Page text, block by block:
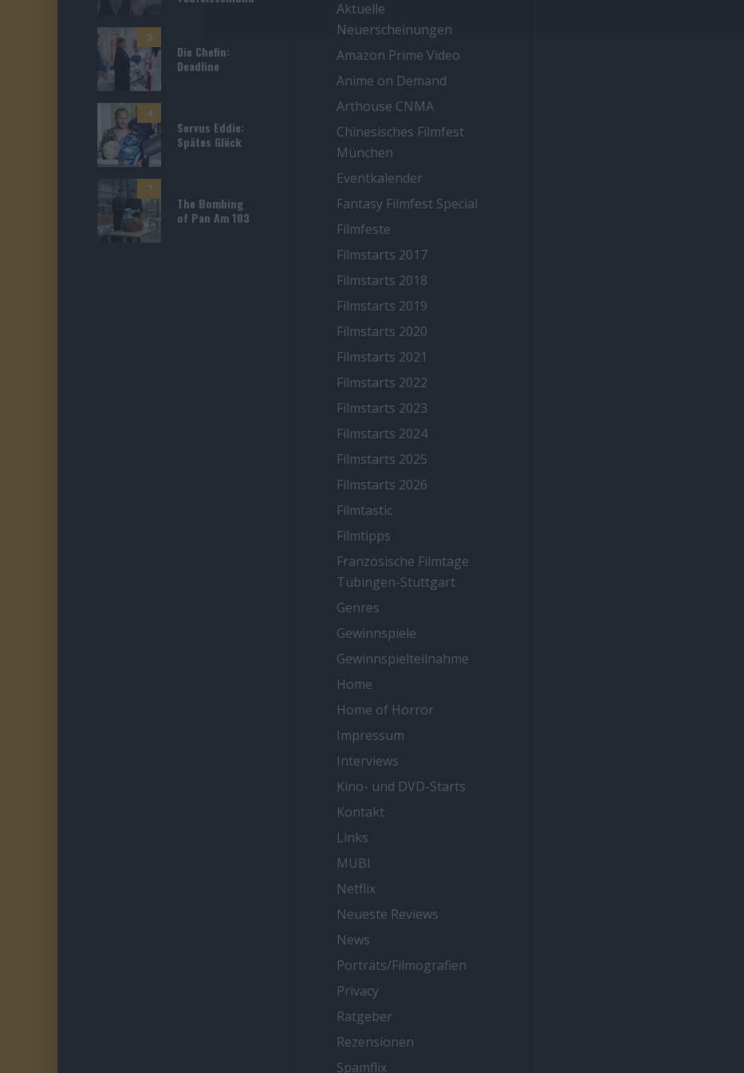
5
Die Chefin:
Deadline
4
Servus Eddie:
Spätes Glück
7
The Bombing
of Pan Am 103
Aktuelle
Neuerscheinungen
Amazon Prime Video
Anime on Demand
Arthouse CNMA
Chinesisches Filmfest
München
Eventkalender
Fantasy Filmfest Special
Filmfeste
Filmstarts 2017
Filmstarts 2018
Filmstarts 2019
Filmstarts 2020
Filmstarts 2021
Filmstarts 2022
Filmstarts 2023
Filmstarts 2024
Filmstarts 2025
Filmstarts 2026
Filmtastic
Filmtipps
Französische Filmtage
Tübingen-Stuttgart
Genres
Gewinnspiele
Gewinnspielteilnahme
Home
Home of Horror
Impressum
Interviews
Kino- und DVD-Starts
Kontakt
Links
MUBI
Netflix
Neueste Reviews
News
Porträts/Filmografien
Privacy
Ratgeber
Rezensionen
Spamflix